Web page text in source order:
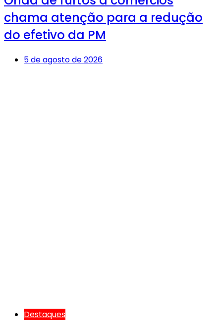
chama atenção para a redução
do efetivo da PM
5 de agosto de 2026
Destaques